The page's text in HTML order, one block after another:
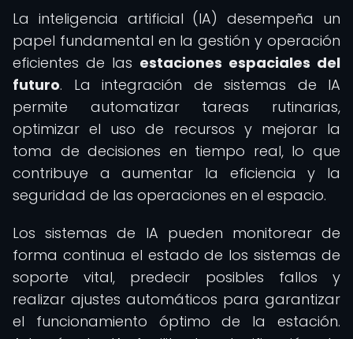
La inteligencia artificial (IA) desempeña un
papel fundamental en la gestión y operación
eficientes de las estaciones espaciales del
futuro. La integración de sistemas de IA
permite automatizar tareas rutinarias,
optimizar el uso de recursos y mejorar la
toma de decisiones en tiempo real, lo que
contribuye a aumentar la eficiencia y la
seguridad de las operaciones en el espacio.
Los sistemas de IA pueden monitorear de
forma continua el estado de los sistemas de
soporte vital, predecir posibles fallos y
realizar ajustes automáticos para garantizar
el funcionamiento óptimo de la estación.